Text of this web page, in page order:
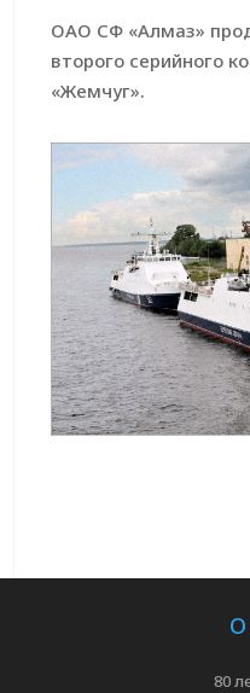
ОАО СФ «Алмаз»
второго серийного
«Жемчуг».
80